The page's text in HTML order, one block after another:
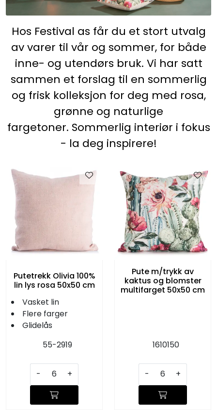
Hos Festival as får du et stort utvalg
av varer til vår og sommer, for både
inne- og utendørs bruk. Vi har satt
sammen et forslag til en sommerlig
og frisk kolleksjon for deg med rosa,
grønne og naturlige
fargetoner. Sommerlig interiør i fokus
- la deg inspirere!
Putetrekk Olivia 100%
lin lys rosa 50x50 cm
Vasket lin
Flere farger
Glidelås
55-2919
- +
Pute m/trykk av
kaktus og blomster
multifarget 50x50 cm
1610150
- +
MØBLER
GAVESETT
ACCESSORIES